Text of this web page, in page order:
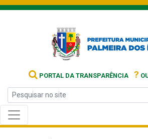
PORTAL DA TRANSPARÊNCIA ?